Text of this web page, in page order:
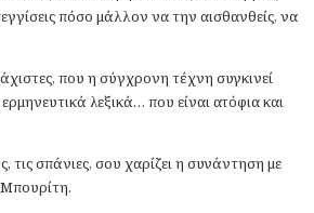
πόσο μάλλον να την αισθανθείς, να
που η σύγχρονη τέχνη συγκινεί
λεξικά… που είναι ατόφια και
τις σπάνιες, σου χαρίζει η συνάντηση με
Μπουρίτη.